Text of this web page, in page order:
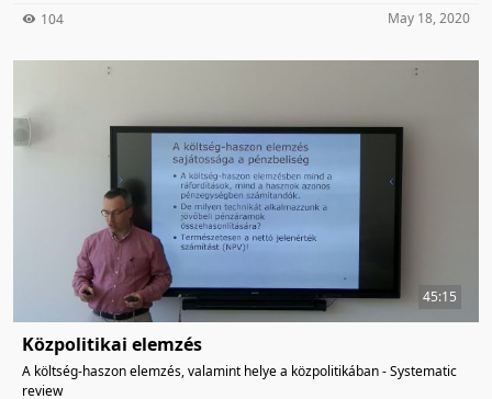
104 May 18, 2020
45:15
Közpolitikai elemzés
A költség-haszon elemzés, valamint helye a közpolitikában - Systematic
review